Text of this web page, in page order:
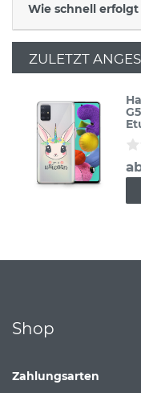
Wie schnell erfolgt
ZULETZT
Shop
Zahlungsarten